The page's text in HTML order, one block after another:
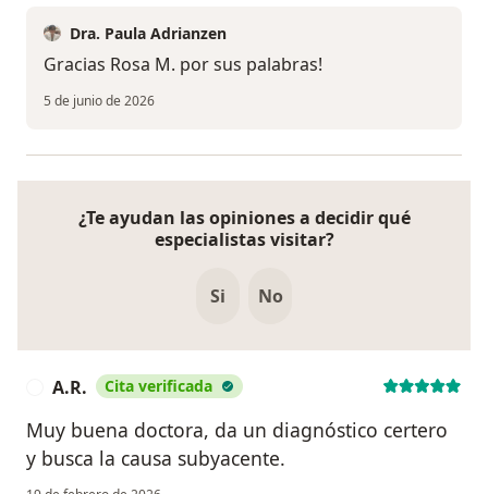
Dra. Paula Adrianzen
Gracias Rosa M. por sus palabras!
5 de junio de 2026
¿Te ayudan las opiniones a decidir qué
especialistas visitar?
Si No
A.R. Cita verificada
Muy buena doctora, da un diagnóstico certero
y busca la causa subyacente.